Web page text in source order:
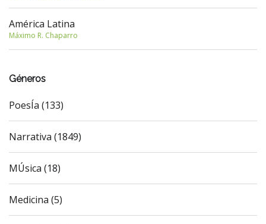
América Latina
Máximo R. Chaparro
Géneros
PoesÍa (133)
Narrativa (1849)
MÚsica (18)
Medicina (5)